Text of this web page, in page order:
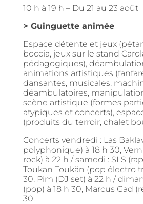
10 h à 19 h – Du 21 au 23 août
> Guinguette animée
Espace détente et jeux
boccia, jeux sur le stand
pédagogiques),
animations artistiques
dansantes, musicales,
déambulatoires,
scène artistique (formes
atypiques et concerts),
(produits du terroir, chalet
Concerts vendredi : Las
polyphonique) à 18 h 30,
rock) à 22 h / samedi : SLS
Toukan Toukän (pop électro
30, Pim (DJ set) à 22 h /
(pop) à 18 h 30, Marcus Gad
30.